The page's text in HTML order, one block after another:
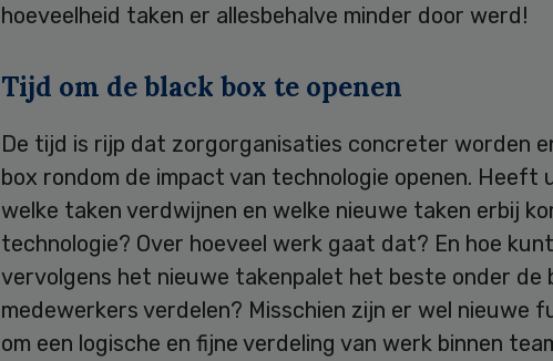
hoeveelheid taken er allesbehalve minder door werd!
Tijd om de black box te openen
De tijd is rijp dat zorgorganisaties concreter worden
box rondom de impact van technologie openen. Heeft
welke taken verdwijnen en welke nieuwe taken erbij
technologie? Over hoeveel werk gaat dat? En hoe
vervolgens het nieuwe takenpalet het beste onder de
medewerkers verdelen? Misschien zijn er wel nieuwe
om een logische en fijne verdeling van werk binnen